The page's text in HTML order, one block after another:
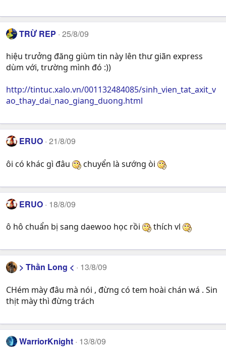
TRỪ REP 25/8/09
hiệu trưởng đăng giùm tin này lên thư giãn express
dùm với, trường mình đó :))
http://tintuc.xalo.vn/001132484085/sinh_vien_tat_axit_v
ao_thay_dai_nao_giang_duong.html
ERUO 21/8/09
ôi có khác gì đâu chuyển là sướng òi
ERUO 18/8/09
ô hô chuẩn bị sang daewoo học rồi thích vl
> Thần Long < 13/8/09
CHém mày đâu mà nói , đừng có tem hoài chán wá . Sin
thịt mày thì đừng trách
WarriorKnight 13/8/09